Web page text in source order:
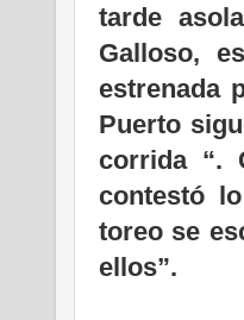
tarde
Galloso,
estrenada
Puerto
corrida “.
contestó
toreo se
ellos”.